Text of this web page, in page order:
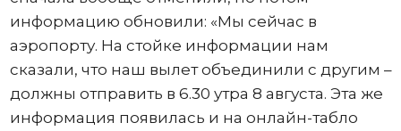
информацию обновили: «Мы сейчас в
аэропорту. На стойке информации нам
сказали, что наш вылет объединили с другим –
должны отправить в 6.30 утра 8 августа. Эта же
информация появилась и на онлайн-табло